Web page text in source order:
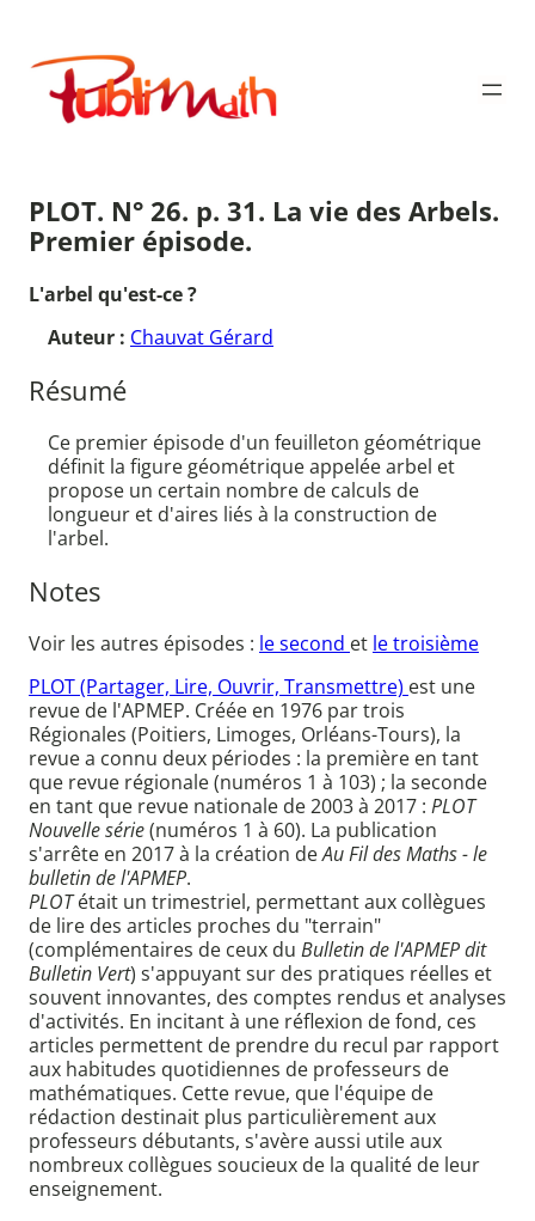
contenu
Publimath
PLOT. N° 26. p. 31. La vie des Arbels.
Premier épisode.
L'arbel qu'est-ce ?
Auteur : Chauvat Gérard
Résumé
Ce premier épisode d'un feuilleton géométrique
définit la figure géométrique appelée arbel et
propose un certain nombre de calculs de
longueur et d'aires liés à la construction de
l'arbel.
Notes
Voir les autres épisodes : le second et le troisième
PLOT (Partager, Lire, Ouvrir, Transmettre) est une
revue de l'APMEP. Créée en 1976 par trois
Régionales (Poitiers, Limoges, Orléans-Tours), la
revue a connu deux périodes : la première en tant
que revue régionale (numéros 1 à 103) ; la seconde
en tant que revue nationale de 2003 à 2017 : PLOT
Nouvelle série(numéros 1 à 60). La publication
s'arrête en 2017 à la création deAu Fil des Maths - le
bulletin de l'APMEP.
PLOTétait un trimestriel, permettant aux collègues
de lire des articles proches du "terrain"
(complémentaires de ceux du Bulletin de l'APMEP dit
Bulletin Vert) s'appuyant sur des pratiques réelles et
souvent innovantes, des comptes rendus et analyses
d'activités. En incitant à une réflexion de fond, ces
articles permettent de prendre du recul par rapport
aux habitudes quotidiennes de professeurs de
mathématiques. Cette revue, que l'équipe de
rédaction destinait plus particulièrement aux
professeurs débutants, s'avère aussi utile aux
nombreux collègues soucieux de la qualité de leur
enseignement.